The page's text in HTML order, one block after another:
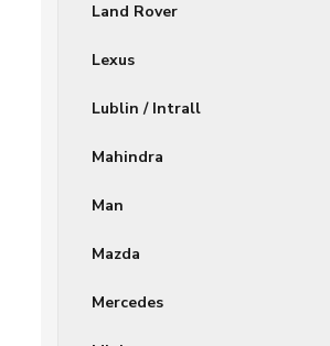
Land Rover
Lexus
Lublin / Intrall
Mahindra
Man
Mazda
Mercedes